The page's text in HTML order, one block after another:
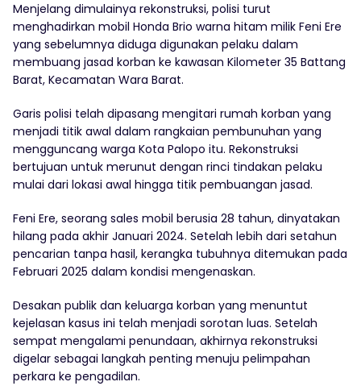
Menjelang dimulainya rekonstruksi, polisi turut
menghadirkan mobil Honda Brio warna hitam milik Feni Ere
yang sebelumnya diduga digunakan pelaku dalam
membuang jasad korban ke kawasan Kilometer 35 Battang
Barat, Kecamatan Wara Barat.
Garis polisi telah dipasang mengitari rumah korban yang
menjadi titik awal dalam rangkaian pembunuhan yang
mengguncang warga Kota Palopo itu. Rekonstruksi
bertujuan untuk merunut dengan rinci tindakan pelaku
mulai dari lokasi awal hingga titik pembuangan jasad.
Feni Ere, seorang sales mobil berusia 28 tahun, dinyatakan
hilang pada akhir Januari 2024. Setelah lebih dari setahun
pencarian tanpa hasil, kerangka tubuhnya ditemukan pada
Februari 2025 dalam kondisi mengenaskan.
Desakan publik dan keluarga korban yang menuntut
kejelasan kasus ini telah menjadi sorotan luas. Setelah
sempat mengalami penundaan, akhirnya rekonstruksi
digelar sebagai langkah penting menuju pelimpahan
perkara ke pengadilan.